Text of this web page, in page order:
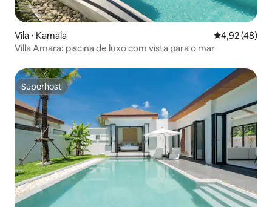
Vila ⋅ Kamala 4,92 de uma
4,92 (48)
Villa Amara: piscina de luxo com vista para o mar
Superhost
Superhost